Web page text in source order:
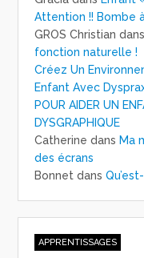
Attention !! Bombe
GROS Christian dans
fonction naturelle !
Créez Un
Enfant Avec
POUR AIDER UN
DYSGRAPHIQUE
Catherine dans Ma
des écrans
Bonnet dans
APPRENTISSAGES